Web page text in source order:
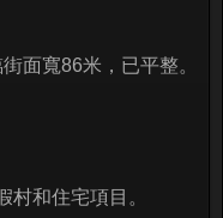
面寬86米，已平整。
和住宅項目。